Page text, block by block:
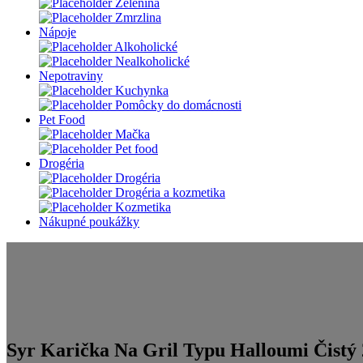
Zelenina
Zmrzlina
Nápoje
Alkoholické
Nealkoholické
Nepotraviny
Kuchynka
Pomôcky do domácnosti
Pet Food
Mačka
Pet food
Drogéria
Drogéria
Drogéria a kozmetika
Kozmetika
Nákupné poukážky
Syr Karička Na Gril Typu Halloumi Čistý